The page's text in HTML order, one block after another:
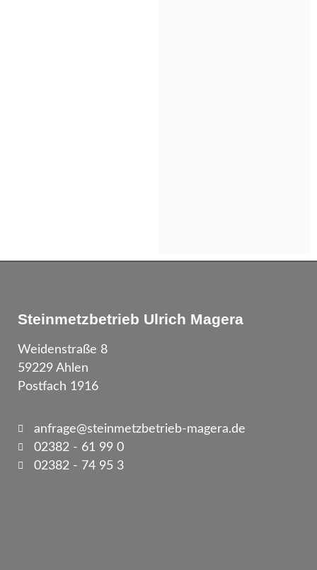
Steinmetzbetrieb Ulrich Magera
Weidenstraße 8
59229 Ahlen
Postfach 1916
anfrage@steinmetzbetrieb-magera.de
02382 - 61 99 0
02382 - 74 95 3